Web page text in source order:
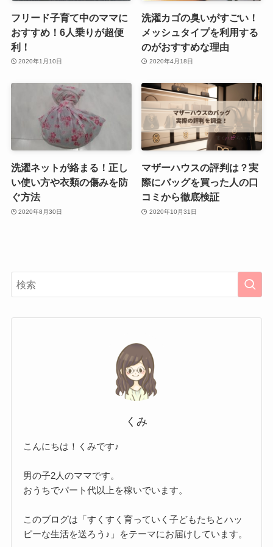
フリード子育て中のママに
おすすめ！6人乗りが超便
利！
2020年1月10日
洗濯カゴの臭いがすごい！
メッシュタイプを利用する
のがおすすめな理由
2020年4月18日
洗濯ネットが絡まる！正し
い使い方や衣類の傷みを防
ぐ方法
2020年8月30日
マザーハウスの評判は？実
際にバッグを買った人の口
コミから徹底検証
2020年10月31日
くみ
こんにちは！くみです♪
男の子2人のママです。
おうちでパート代以上を稼いでいます。
このブログは「すくすく育っていく子どもたちとハッ
ピーな生活を送ろう♪」をテーマにお届けしています。